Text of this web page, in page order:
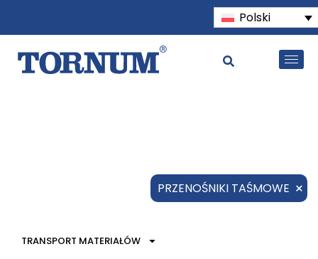
Polski
PRZENOŚNIKI TAŚMOWE ×
TRANSPORT MATERIAŁÓW